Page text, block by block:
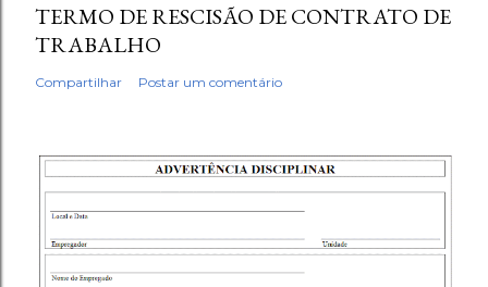
TERMO DE RESCISÃO DE CONTRATO DE
TRABALHO
Compartilhar Postar um comentário